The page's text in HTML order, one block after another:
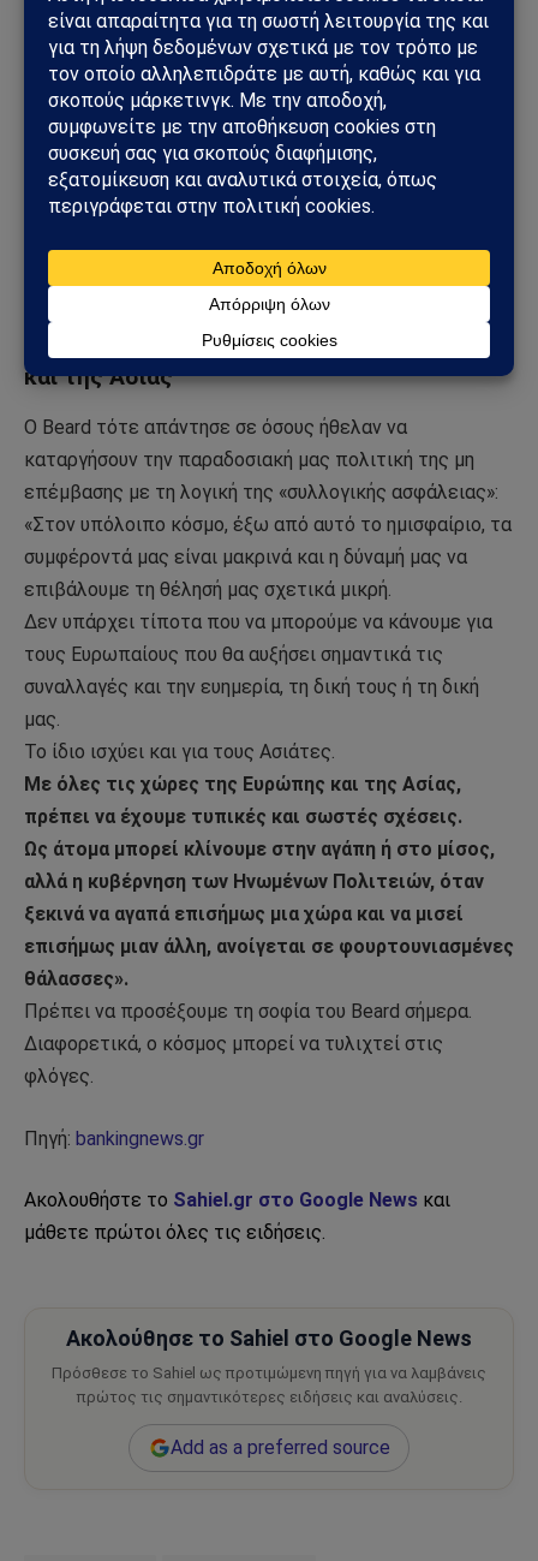
ευρωπαϊκής πολιτικής, οι Ηνωμένες Πολιτείες δεν
θα πρέπει να εμπλέκονται σε καμία χώρα με
μόνιμους δεσμούς.
Πρέπει να προωθούν το ελεύθερο εμπόριο και να μην
επιβάλλουν τίποτα στις σχέσεις τους με όλες τις
κυβερνήσεις αντίθετα να σέβονται τον τύπο και τις
θρησκείες τους, είτε είναι χριστιανοί, μωαμεθανοί,
σιντοϊστές, ότι να είναι.
Οι ΗΠΑ δεν πρέπει να ανακατεύονται στις
διαμάχες ανάμεσα στις χώρες της Ευρώπης
και της Ασίας
Ο Beard τότε απάντησε σε όσους ήθελαν να
καταργήσουν την παραδοσιακή μας πολιτική της μη
επέμβασης με τη λογική της «συλλογικής ασφάλειας»:
«Στον υπόλοιπο κόσμο, έξω από αυτό το ημισφαίριο, τα
συμφέροντά μας είναι μακρινά και η δύναμή μας να
επιβάλουμε τη θέλησή μας σχετικά μικρή.
Δεν υπάρχει τίποτα που να μπορούμε να κάνουμε για
τους Ευρωπαίους που θα αυξήσει σημαντικά τις
συναλλαγές και την ευημερία, τη δική τους ή τη δική
μας.
Το ίδιο ισχύει και για τους Ασιάτες.
Με όλες τις χώρες της Ευρώπης και της Ασίας,
πρέπει να έχουμε τυπικές και σωστές σχέσεις.
Ως άτομα μπορεί κλίνουμε στην αγάπη ή στο μίσος,
αλλά η κυβέρνηση των Ηνωμένων Πολιτειών, όταν
ξεκινά να αγαπά επισήμως μια χώρα και να μισεί
επισήμως μιαν άλλη, ανοίγεται σε φουρτουνιασμένες
θάλασσες».
Πρέπει να προσέξουμε τη σοφία του Beard σήμερα.
Διαφορετικά, ο κόσμος μπορεί να τυλιχτεί στις
φλόγες.
Πηγή: bankingnews.gr
Ακολουθήστε το Sahiel.gr στο Google News και
μάθετε πρώτοι όλες τις ειδήσεις.
Ακολούθησε το Sahiel στο Google News
Πρόσθεσε το Sahiel ως προτιμώμενη πηγή για να λαμβάνεις
πρώτος τις σημαντικότερες ειδήσεις και αναλύσεις.
Add as a preferred source